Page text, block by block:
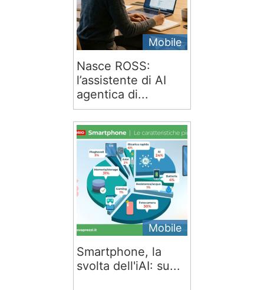
Mobile
Nasce ROSS:
l’assistente di AI
agentica di...
Mobile
Smartphone, la
svolta dell'iAI: su...